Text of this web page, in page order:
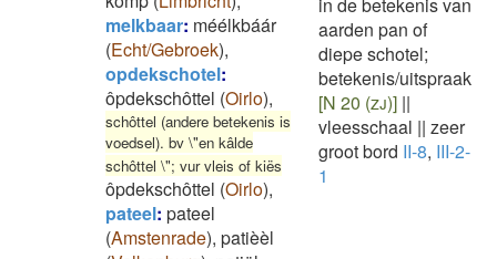
melkbaar: méélkbáár
(Echt/Gebroek),
opdekschotel:
ôpdekschôttel (Oirlo),
schôttel (andere betekenis is
voedsel). bv \"en kâlde
schôttel \"; vur vleis of kiës
ôpdekschôttel (Oirlo),
pateel: pateel
(Amstenrade), patièèl
aarden pan of
diepe schotel;
betekenis/uitspraak
[N 20 (zj)] ||
vleesschaal || zeer
groot bord II-8, III-2-
1